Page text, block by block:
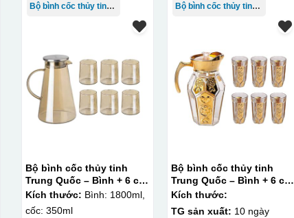
Bộ bình cốc thủy tinh TQ
Bộ bình cốc thủy tinh
Trung Quốc – Bình + 6 cốc
không quai màu vàng Deli
Kích thước: Bình: 1800ml,
cốc: 350ml
Bộ bình cốc thủy tinh TQ
Bộ bình cốc thủy tinh
Trung Quốc – Bình + 6 cốc
thủy tinh mạ vàng
Kích thước:
TG sản xuất: 10 ngày